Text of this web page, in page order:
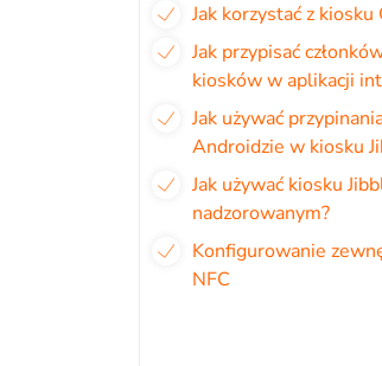
Jak korzystać z kiosku
Jak przypisać
kiosków w aplikacji
Jak używać
Androidzie w kiosku
Jak używać kiosku
nadzorowanym?
Konfigurowanie
NFC